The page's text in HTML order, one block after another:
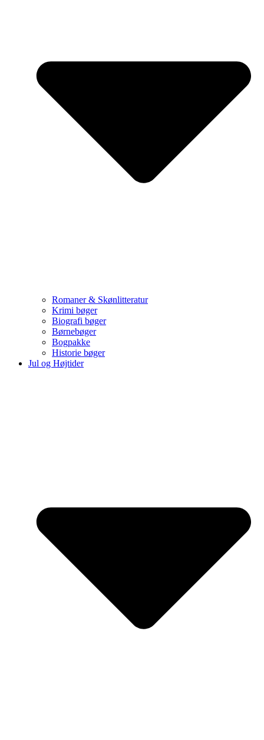
Romaner & Skønlitteratur
Krimi bøger
Biografi bøger
Børnebøger
Bogpakke
Historie bøger
Jul og Højtider